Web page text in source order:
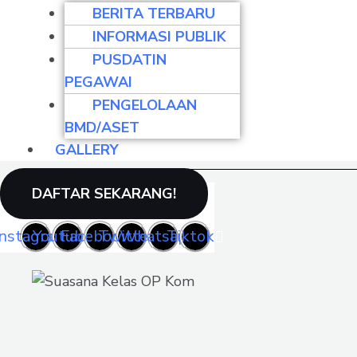
BERITA TERBARU
INFORMASI PUBLIK
PUSDATIN
PEGAWAI
PENGELOLAAN
BMD/ASET
GALLERY
DAFTAR SEKARANG!
Youtube
Facebook
Twitter
Whatsapp
Tiktok
Generasi Z harus mengembangkan
saing.
Lanjut Baca
(021) 86903619
Pendaftaran Pelatihan